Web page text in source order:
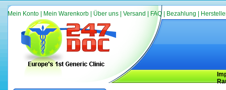
Mein Konto Mein Warenkorb Über uns Versand FAQ Bezahlung